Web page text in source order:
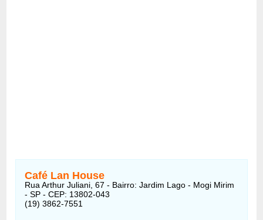
Café Lan House
Rua Arthur Juliani, 67 - Bairro: Jardim Lago - Mogi Mirim
- SP - CEP: 13802-043
(19) 3862-7551